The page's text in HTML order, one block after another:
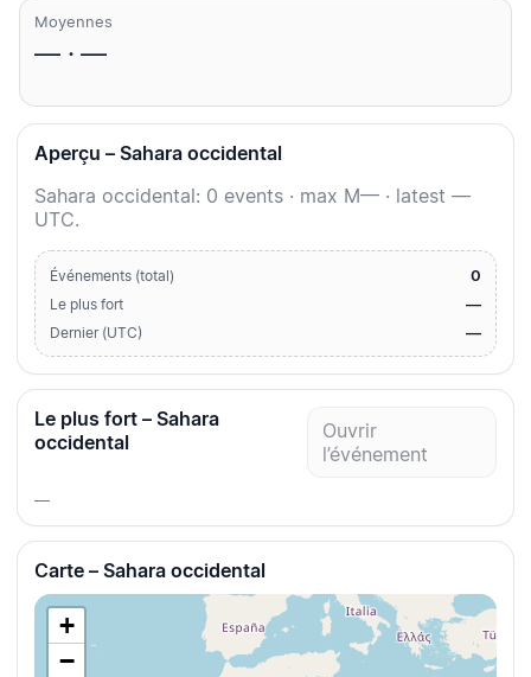
Moyennes
— · —
Aperçu – Sahara occidental
Sahara occidental: 0 events · max M— · latest —
UTC.
Événements (total) 0
Le plus fort —
Dernier (UTC) —
Le plus fort – Sahara
occidental
Ouvrir
l’événement
—
Carte – Sahara occidental
+
−